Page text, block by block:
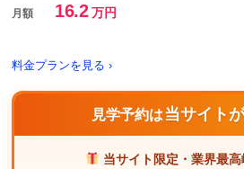
月額 16.2万円
料金プランを見る ›
見学予約は当サイト
当サイト限定・業界最